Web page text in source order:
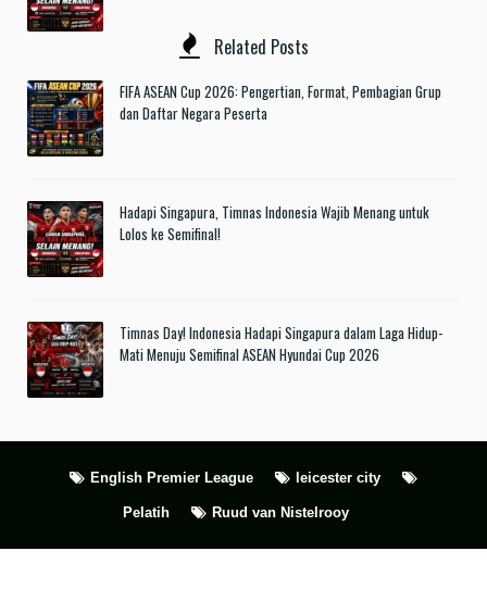
Related Posts
FIFA ASEAN Cup 2026: Pengertian, Format, Pembagian Grup
dan Daftar Negara Peserta
Hadapi Singapura, Timnas Indonesia Wajib Menang untuk
Lolos ke Semifinal!
Timnas Day! Indonesia Hadapi Singapura dalam Laga Hidup-
Mati Menuju Semifinal ASEAN Hyundai Cup 2026
English Premier League leicester city
Pelatih Ruud van Nistelrooy